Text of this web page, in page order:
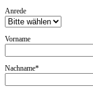
Anrede
Vorname
Nachname*